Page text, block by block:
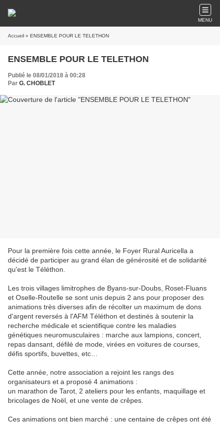
MENU
Accueil » ENSEMBLE POUR LE TELETHON
ENSEMBLE POUR LE TELETHON
Publié le 08/01/2018 à 00:28
Par G. CHOBLET
Pour la première fois cette année, le Foyer Rural Auricella a
décidé de participer au grand élan de générosité et de solidarité
qu'est le Téléthon.
Les trois villages limitrophes de Byans-sur-Doubs, Roset-Fluans
et Oselle-Routelle se sont unis depuis 2 ans pour proposer des
animations très diverses afin de récolter un maximum de dons
d'argent reversés à l'AFM Téléthon et destinés à soutenir la
recherche médicale et scientifique contre les maladies
génétiques neuromusculaires : marche aux lampions, concert,
repas dansant, défilé de mode, virées en voitures de courses,
défis sportifs, buvettes, etc…
Cette année, notre association a rejoint les rangs des
organisateurs et a proposé 4 animations :
un marathon de Tarot, 2 ateliers pour les enfants, maquillage et
bricolages de Noël, et une vente de crêpes.
Ces animations ont bien marché : une centaine de crêpes ont été